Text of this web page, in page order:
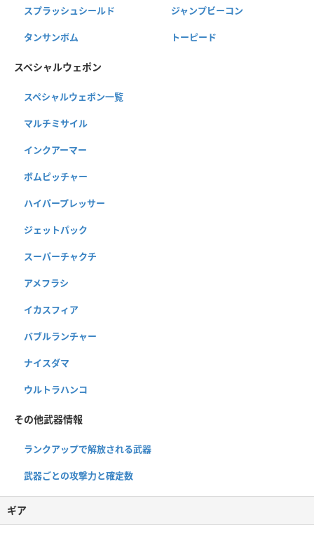
スプラッシュシールド ジャンプビーコン
タンサンボム トーピード
スペシャルウェポン
スペシャルウェポン一覧
マルチミサイル
インクアーマー
ボムピッチャー
ハイパープレッサー
ジェットパック
スーパーチャクチ
アメフラシ
イカスフィア
バブルランチャー
ナイスダマ
ウルトラハンコ
その他武器情報
ランクアップで解放される武器
武器ごとの攻撃力と確定数
ギア